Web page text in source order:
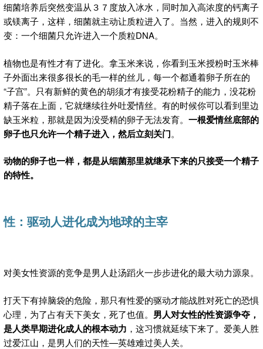
细菌培养后突然变温从３７度放入冰水，同时加入高浓度的钙离子
或镁离子，这样，细菌就主动让质粒进入了。当然，进入的规则不
变：一个细菌只允许进入一个质粒DNA。
植物也是有性才有了进化。拿玉米来说，你看到玉米授粉时玉米棒
子外面出来很多很长的毛一样的丝儿，每一个都通着卵子所在的
“子宫”。只有新鲜的黄色的胡须才有接受花粉精子的能力，没花粉
精子落在上面，它就继续往外吐爱情丝。有的时候你可以看到里边
缺玉米粒，那就是因为没受精的卵子无法发育。 一根爱情丝底部的
卵子也只允许一个精子进入，然后立刻关门。
动物的卵子也一样，都是从细菌那里就继承下来的只接受一个精子
的特性。
性：驱动人进化成为地球的主宰
对美女性资源的竞争是男人赴汤蹈火一步步进化的最大动力源泉。
打天下有掉脑袋的危险，那只有性爱的驱动才能战胜对死亡的恐惧
心理，为了占有天下美女，死了也值。 男人对女性的性资源争夺，
是人类早期进化成人的根本动力 ，这习惯就延续下来了。爱美人胜
过爱江山，是男人们的天性—英雄难过美人关。